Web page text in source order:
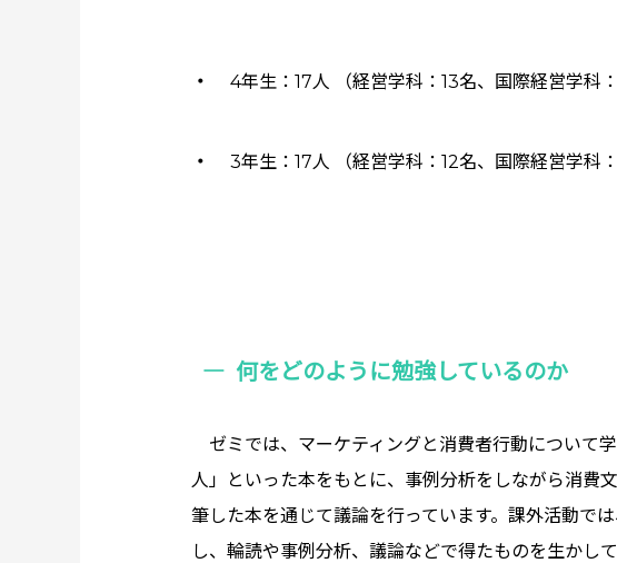
4年⽣：17⼈ （経営学科：13名、国際経営学科：
3年生：17人 （経営学科：12名、国際経営学科：
何をどのように勉強しているのか
ゼミでは、マーケティングと消費者行動について
人」といった本をもとに、事例分析をしながら消費
筆した本を通じて議論を行っています。課外活動で
し、輪読や事例分析、議論などで得たものを生かし